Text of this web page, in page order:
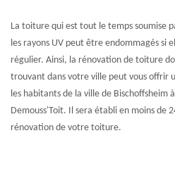
La toiture qui est tout le temps soumise
les rayons UV peut être endommagés si
régulier. Ainsi, la rénovation de toiture
trouvant dans votre ville peut vous offrir
les habitants de la ville de Bischoffsheim
Demouss'Toit. Il sera établi en moins de
rénovation de votre toiture.